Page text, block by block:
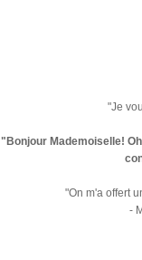
"Je
"Bonjour Mademoiselle!
"On m'a offert
-